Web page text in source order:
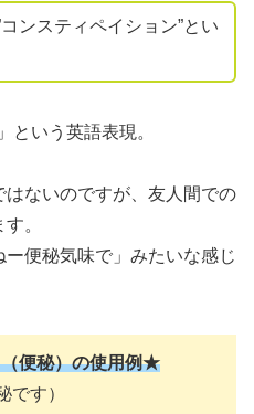
ンスティペイション”とい
という英語表現。
ないのですが、友人間での
。
ー便秘気味で」みたいな感じ
便秘）の使用例★
です）